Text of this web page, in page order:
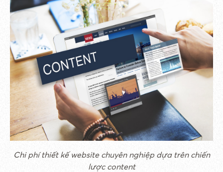
Chi phí thiết kế website chuyên nghiệp dựa trên chiến
lược content